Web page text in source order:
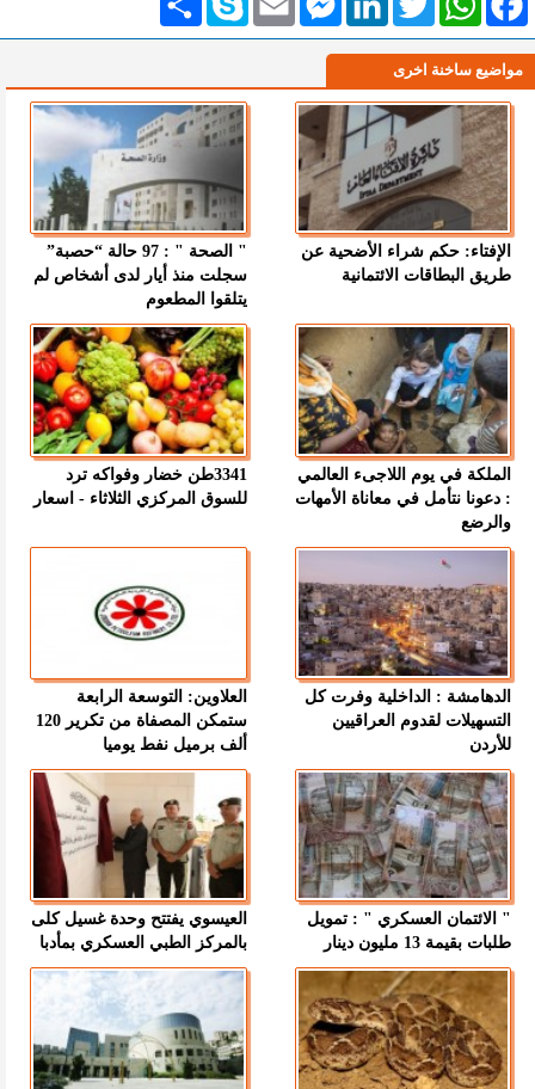
مواضيع ساخنة اخرى
الإفتاء: حكم شراء الأضحية عن
طريق البطاقات الائتمانية
" الصحة " : 97 حالة “حصبة”
سجلت منذ أيار لدى أشخاص لم
يتلقوا المطعوم
الملكة في يوم اللاجىء العالمي
: دعونا نتأمل في معاناة الأمهات
والرضع
3341طن خضار وفواكه ترد
للسوق المركزي الثلاثاء - اسعار
الدهامشة : الداخلية وفرت كل
التسهيلات لقدوم العراقيين
للأردن
العلاوين: التوسعة الرابعة
ستمكن المصفاة من تكرير 120
ألف برميل نفط يوميا
" الائتمان العسكري " : تمويل
طلبات بقيمة 13 مليون دينار
العيسوي يفتتح وحدة غسيل كلى
بالمركز الطبي العسكري بمأدبا